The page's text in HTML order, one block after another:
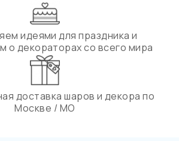
идеями для праздника и
о декораторах со всего мира
доставка шаров и декора по
Москве / МО